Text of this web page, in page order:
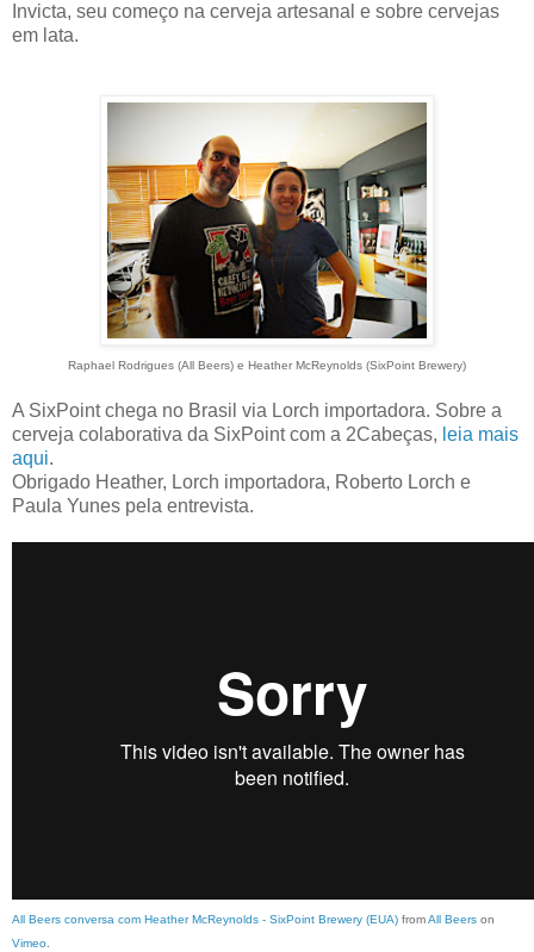
Invicta, seu começo na cerveja artesanal e sobre cervejas
em lata.
Raphael Rodrigues (All Beers) e Heather McReynolds (SixPoint Brewery)
A SixPoint chega no Brasil via Lorch importadora. Sobre a
cerveja colaborativa da SixPoint com a 2Cabeças, leia mais
aqui.
Obrigado Heather, Lorch importadora, Roberto Lorch e
Paula Yunes pela entrevista.
All Beers conversa com Heather McReynolds - SixPoint Brewery (EUA) fromAll Beers on
Vimeo